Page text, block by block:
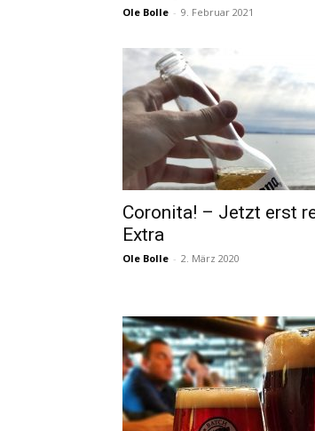
Ole Bolle - 9. Februar 2021
Coronita! – Jetzt erst
Extra
Ole Bolle - 2. März 2020